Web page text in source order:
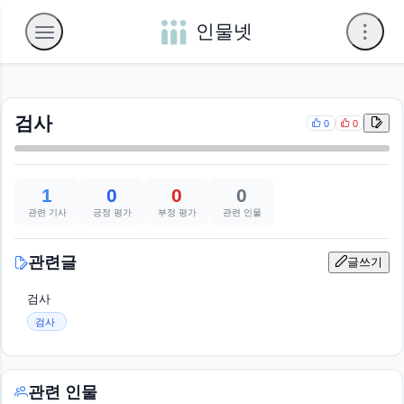
인물넷
검사 0 0
1
관련 기사
0
긍정 평가
0
부정 평가
0
관련 인물
관련글 글쓰기
검사
검사
관련 인물